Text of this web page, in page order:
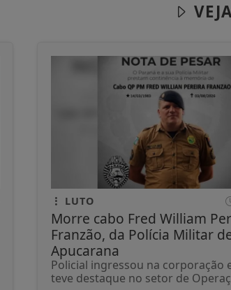
LUTO
Morre cabo Fred William
Franzão, da Polícia Militar
Apucarana
Policial ingressou na corporação
teve destaque no setor de